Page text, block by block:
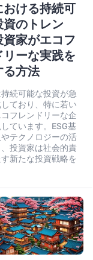
おける持続可
資のトレン
資家がエコフ
リーな実践を
る方法
続可能な投資が急
ており、特に若い
フレンドリーな企
ています。ESG基
テクノロジーの活
投資家は社会的責
新たな投資戦略を